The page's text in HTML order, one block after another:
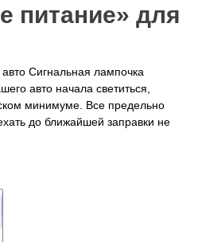
питание» для
Сигнальная лампочка
авто начала светиться,
минимуме. Все предельно
до ближайшей заправки не